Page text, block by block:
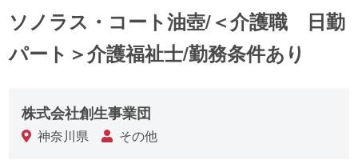
ソノラス・コート油壺/＜介護職 日勤
パート＞介護福祉士/勤務条件あり
株式会社創生事業団
神奈川県 その他